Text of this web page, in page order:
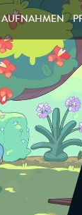
AUFNAHMEN